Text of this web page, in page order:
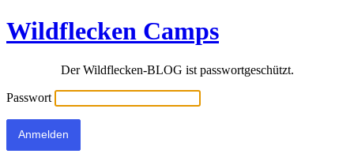
Wildflecken Camps
Der Wildflecken-BLOG ist passwortgeschützt.
Passwort